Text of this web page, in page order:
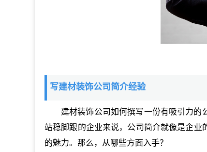
写建材装饰公司简介经验
建材装饰公司如何撰写一份有吸引力的
站稳脚跟的企业来说，公司简介就像是企
的魅力。那么，从哪些方面入手？